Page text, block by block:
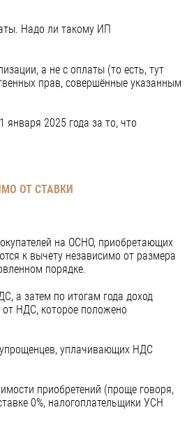
Надо ли такому ИП
а не с оплаты (то есть, тут
прав, совершённые указанным
2025 года за то, что
ОТ СТАВКИ
на ОСНО, приобретающих
к вычету независимо от размера
порядке.
а затем по итогам года доход
НДС, которое положено
уплачивающих НДС
приобретений (проще говоря,
0%, налогоплательщики УСН